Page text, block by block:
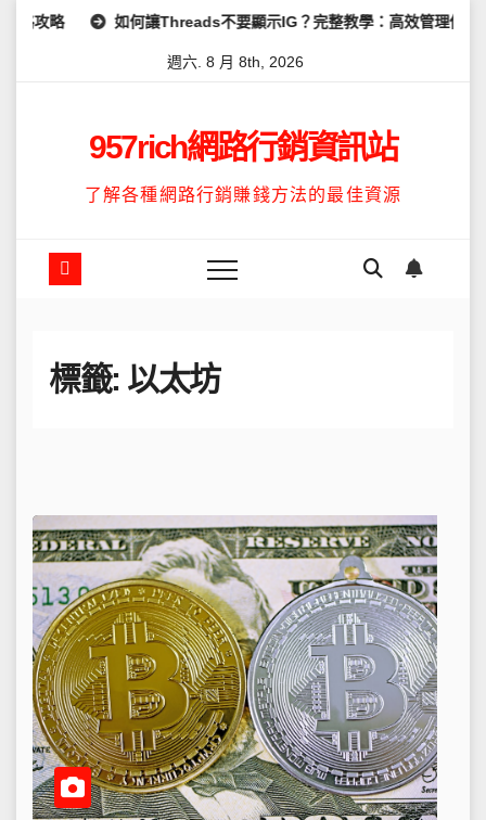
Skip如何讓Threads不要顯示IG？完整教學：高效管理你的線上隱私與
週六. 8 月 8th, 2026
957rich網路行銷資訊站
了解各種網路行銷賺錢方法的最佳資源
標籤: 以太坊